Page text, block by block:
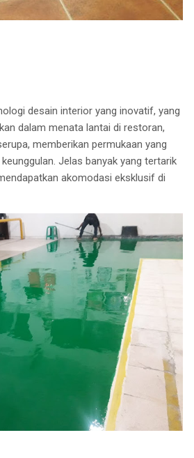
desain interior yang inovatif, yang
dalam menata lantai di restoran,
memberikan permukaan yang
Jelas banyak yang tertarik
akomodasi eksklusif di